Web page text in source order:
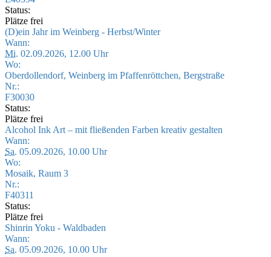
Status:
Plätze frei
(D)ein Jahr im Weinberg - Herbst/Winter
Wann:
Mi. 02.09.2026, 12.00 Uhr
Wo:
Oberdollendorf, Weinberg im Pfaffenröttchen, Bergstraße
Nr.:
F30030
Status:
Plätze frei
Alcohol Ink Art – mit fließenden Farben kreativ gestalten
Wann:
Sa. 05.09.2026, 10.00 Uhr
Wo:
Mosaik, Raum 3
Nr.:
F40311
Status:
Plätze frei
Shinrin Yoku - Waldbaden
Wann:
Sa. 05.09.2026, 10.00 Uhr